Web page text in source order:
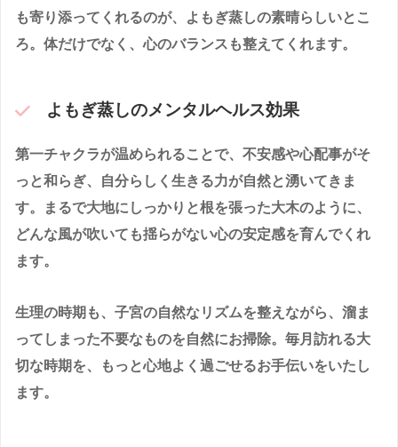
も寄り添ってくれるのが、よもぎ蒸しの素晴らしいとこ
ろ。体だけでなく、心のバランスも整えてくれます。
よもぎ蒸しのメンタルヘルス効果
第一チャクラが温められることで、不安感や心配事がそ
っと和らぎ、自分らしく生きる力が自然と湧いてきま
す。まるで大地にしっかりと根を張った大木のように、
どんな風が吹いても揺らがない心の安定感を育んでくれ
ます。
生理の時期も、子宮の自然なリズムを整えながら、溜ま
ってしまった不要なものを自然にお掃除。毎月訪れる大
切な時期を、もっと心地よく過ごせるお手伝いをいたし
ます。